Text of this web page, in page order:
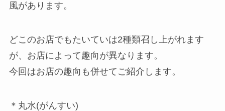
風があります。
どこのお店でもたいていは2種類召し上がれます
が、 お店によって趣向が異なります。
今回はお店の趣向も併せてご紹介します。
＊丸水(がんすい)